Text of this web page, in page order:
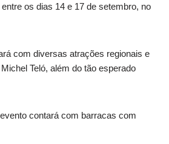
os dias 14 e 17 de setembro, no
com diversas atrações regionais e
Teló, além do tão esperado
contará com barracas com